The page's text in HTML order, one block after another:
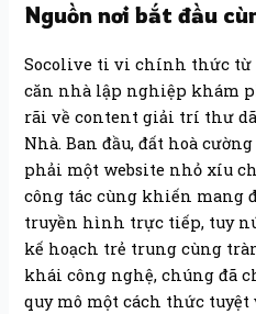
Nguồn nơi bắt đầu
Socolive ti vi chính thức từ
căn nhà lập nghiệp khám
rãi về content giải trí thư
Nhà. Ban đầu, đất hoà
phải một website nhỏ xíu
công tác cùng khiến mang
truyền hình trực tiếp, tuy
kế hoạch trẻ trung cùng
khái công nghệ, chúng đã
quy mô một cách thức tuyệt